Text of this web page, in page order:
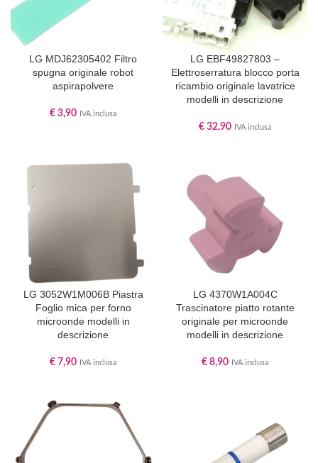
LG MDJ62305402 Filtro
spugna originale robot
aspirapolvere
€ 3,90 IVA inclusa
LG EBF49827803 –
Elettroserratura blocco porta
ricambio originale lavatrice
modelli in descrizione
€ 32,90 IVA inclusa
LG 3052W1M006B Piastra
Foglio mica per forno
microonde modelli in
descrizione
€ 7,90 IVA inclusa
LG 4370W1A004C
Trascinatore piatto rotante
originale per microonde
modelli in descrizione
€ 8,90 IVA inclusa